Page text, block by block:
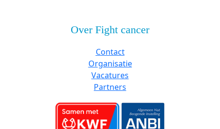
Over Fight cancer
Contact
Organisatie
Vacatures
Partners